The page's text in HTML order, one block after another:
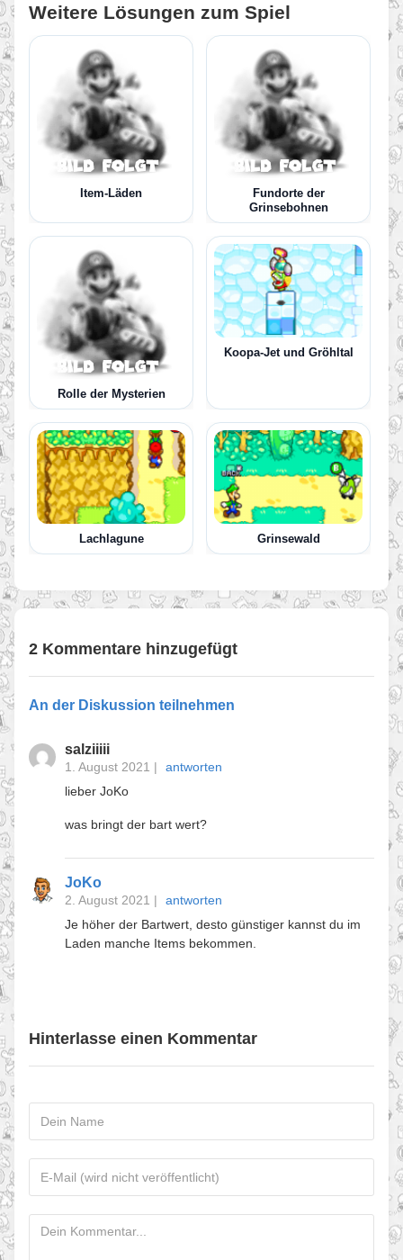
Weitere Lösungen zum Spiel
Item-Läden
Fundorte der
Grinsebohnen
Rolle der Mysterien
Koopa-Jet und Gröhltal
Lachlagune Grinsewald
2 Kommentare hinzugefügt
An der Diskussion teilnehmen
salziiiii
1. August 2021 |
antworten
lieber JoKo
was bringt der bart wert?
JoKo
2. August 2021 |
antworten
Je höher der Bartwert, desto günstiger kannst du im
Laden manche Items bekommen.
Hinterlasse einen Kommentar